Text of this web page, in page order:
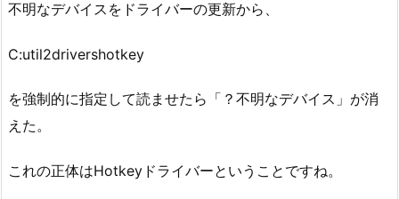
不明なデバイスをドライバーの更新から、
C:util2drivershotkey
を強制的に指定して読ませたら「？不明なデバイス」が消
えた。
これの正体はHotkeyドライバーということですね。